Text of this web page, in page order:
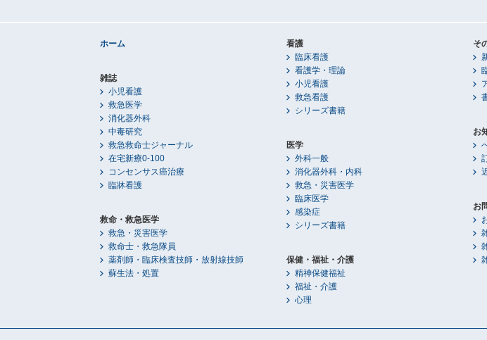
ホーム
雑誌
小児看護
救急医学
消化器外科
中毒研究
救急救命士ジャーナル
在宅新療0-100
コンセンサス癌治療
臨牀看護
救命・救急医学
救急・災害医学
救命士・救急隊員
薬剤師・臨床検査技師・放射線技師
蘇生法・処置
看護
臨床看護
看護学・理論
小児看護
救急看護
シリーズ書籍
医学
外科一般
消化器外科・内科
救急・災害医学
臨床医学
感染症
シリーズ書籍
保健・福祉・介護
精神保健福祉
福祉・介護
心理
そ
お
お